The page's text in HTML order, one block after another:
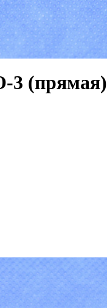
3 (прямая)